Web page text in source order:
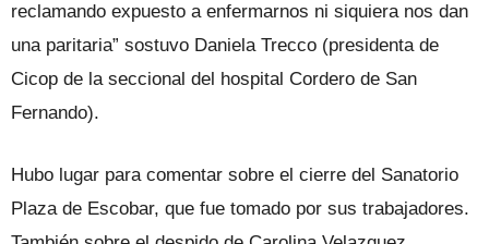
reclamando expuesto a enfermarnos ni siquiera nos dan
una paritaria” sostuvo Daniela Trecco (presidenta de
Cicop de la seccional del hospital Cordero de San
Fernando).
Hubo lugar para comentar sobre el cierre del Sanatorio
Plaza de Escobar, que fue tomado por sus trabajadores.